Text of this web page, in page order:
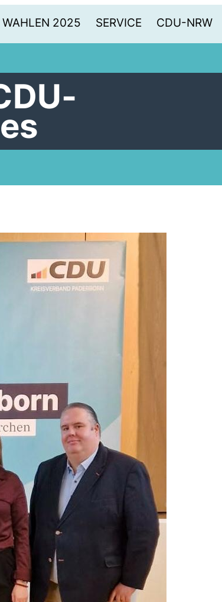
WAHLEN 2025 SERVICE CDU-NRW